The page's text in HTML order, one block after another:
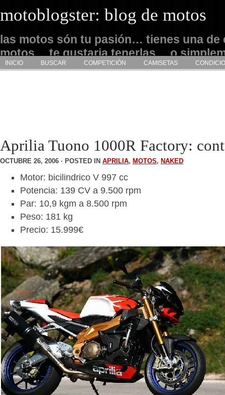
motoblogster: blog de motos
las motos són tu pasión… tienes una de
motos… te gustaria tenerlas… o
admirarlas… este es tu sitio
INICIO BUSCAR COMPETICIÓN CAMISETAS
Aprilia Tuono 1000R Factory:
OCTUBRE 26, 2006 · POSTED IN APRILIA, MOTOS, NAKED
Motor: bicilindrico V 997 cc
Potencia: 139 CV a 9.500 rpm
Par: 10,9 kgm a 8.500 rpm
Peso: 181 kg
Precio: 15.999€